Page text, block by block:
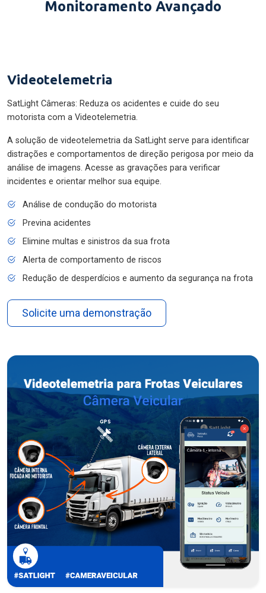
Monitoramento Avançado
Videotelemetria
SatLight Câmeras: Reduza os acidentes e cuide do seu
motorista com a Videotelemetria.
A solução de videotelemetria da SatLight serve para identificar
distrações e comportamentos de direção perigosa por meio da
análise de imagens. Acesse as gravações para verificar
incidentes e orientar melhor sua equipe.
Análise de condução do motorista
Previna acidentes
Elimine multas e sinistros da sua frota
Alerta de comportamento de riscos
Redução de desperdícios e aumento da segurança na frota
Solicite uma demonstração